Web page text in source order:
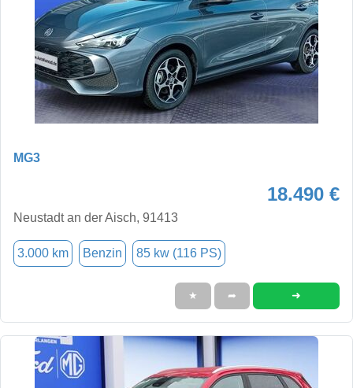
MG3
18.490 €
Neustadt an der Aisch, 91413
3.000 km Benzin 85 kw (116 PS)
★ ➦ ➜